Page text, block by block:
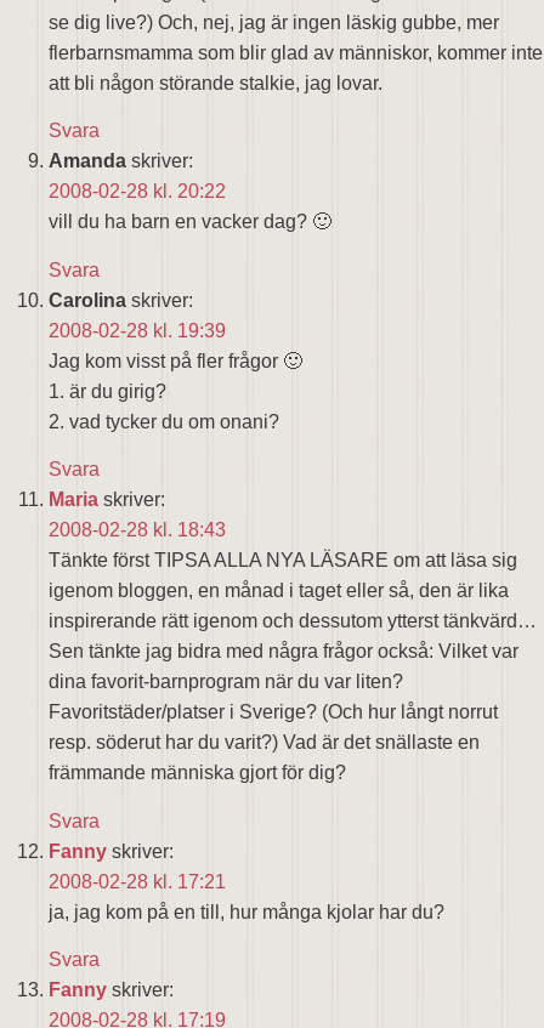
se dig live?) Och, nej, jag är ingen läskig gubbe, mer
flerbarnsmamma som blir glad av människor, kommer inte
att bli någon störande stalkie, jag lovar.
Svara
Amanda skriver:
2008-02-28 kl. 20:22
vill du ha barn en vacker dag? 🙂
Svara
Carolina skriver:
2008-02-28 kl. 19:39
Jag kom visst på fler frågor 🙂
1. är du girig?
2. vad tycker du om onani?
Svara
Maria skriver:
2008-02-28 kl. 18:43
Tänkte först TIPSA ALLA NYA LÄSARE om att läsa sig
igenom bloggen, en månad i taget eller så, den är lika
inspirerande rätt igenom och dessutom ytterst tänkvärd…
Sen tänkte jag bidra med några frågor också: Vilket var
dina favorit-barnprogram när du var liten?
Favoritstäder/platser i Sverige? (Och hur långt norrut
resp. söderut har du varit?) Vad är det snällaste en
främmande människa gjort för dig?
Svara
Fanny skriver:
2008-02-28 kl. 17:21
ja, jag kom på en till, hur många kjolar har du?
Svara
Fanny skriver:
2008-02-28 kl. 17:19